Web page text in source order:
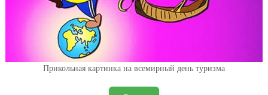
Прикольная картинка на всемирный день туризма